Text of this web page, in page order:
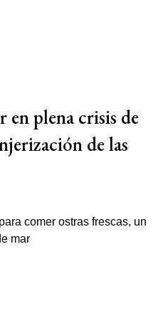
plena crisis de
de las